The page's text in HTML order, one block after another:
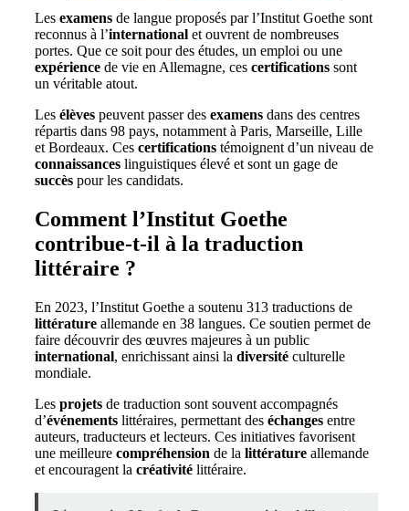
Les examens de langue proposés par l’Institut Goethe sont
reconnus à l’international et ouvrent de nombreuses
portes. Que ce soit pour des études, un emploi ou une
expérience de vie en Allemagne, ces certifications sont
un véritable atout.
Les élèves peuvent passer des examens dans des centres
répartis dans 98 pays, notamment à Paris, Marseille, Lille
et Bordeaux. Ces certifications témoignent d’un niveau de
connaissances linguistiques élevé et sont un gage de
succès pour les candidats.
Comment l’Institut Goethe
contribue-t-il à la traduction
littéraire ?
En 2023, l’Institut Goethe a soutenu 313 traductions de
littérature allemande en 38 langues. Ce soutien permet de
faire découvrir des œuvres majeures à un public
international, enrichissant ainsi la diversité culturelle
mondiale.
Les projets de traduction sont souvent accompagnés
d’événements littéraires, permettant des échanges entre
auteurs, traducteurs et lecteurs. Ces initiatives favorisent
une meilleure compréhension de la littérature allemande
et encouragent la créativité littéraire.